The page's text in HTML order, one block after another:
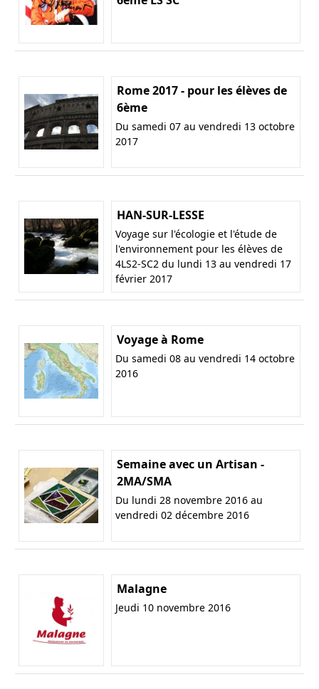
Rome 2017 - pour les élèves de
6ème
Du samedi 07 au vendredi 13 octobre
2017
HAN-SUR-LESSE
Voyage sur l'écologie et l'étude de
l'environnement pour les élèves de
4LS2-SC2 du lundi 13 au vendredi 17
février 2017
Voyage à Rome
Du samedi 08 au vendredi 14 octobre
2016
Semaine avec un Artisan -
2MA/SMA
Du lundi 28 novembre 2016 au
vendredi 02 décembre 2016
Malagne
Jeudi 10 novembre 2016